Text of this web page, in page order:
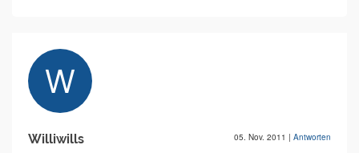
Williwills 05. Nov. 2011 | Antworten